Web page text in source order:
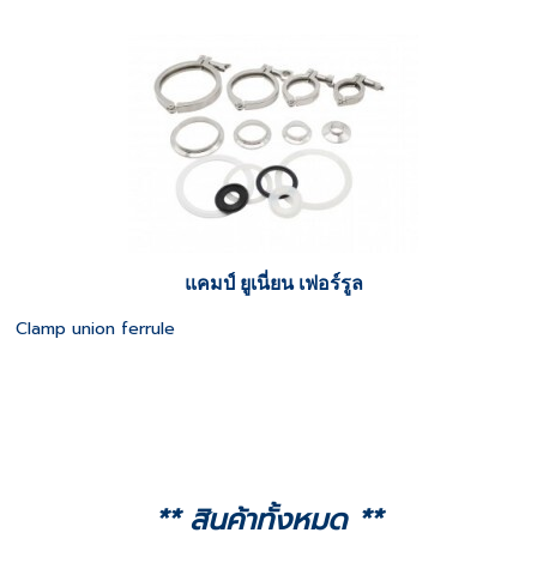
แคมป์ ยูเนี่ยน เฟอร์รูล
Clamp union ferrule
** สินค้าทั้งหมด **